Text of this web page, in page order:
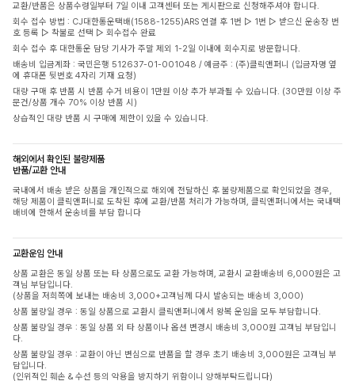
교환/반품은 상품수령일부터 7일 이내 고객센터 또는 게시판으로 신청해주셔야 합니다.
회수 접수 방법 : CJ대한통운택배(1588-1255)ARS 연결 후 1번 ▷ 1번 ▷ 받으신 운송장 번
호 등록 ▷ 착불로 선택 ▷ 회수접수 완료
회수 접수 후 대한통운 담당 기사가 주말 제외 1-2일 이내에 회수지로 방문합니다.
배송비 입금계좌 : 국민은행 512637-01-001048 / 예금주 : (주)클릭앤퍼니 (입금자명 옆
에 휴대폰 뒷번호 4자리 기재 요청)
대량 구매 후 반품 시 반품 수거 비용이 1만원 이상 추가 부과될 수 있습니다. (30만원 이상 주
문건/상품 개수 70% 이상 반품 시)
상습적인 대량 반품 시 구매에 제한이 있을 수 있습니다.
해외에서 확인된 불량제품
반품/교환 안내
국내에서 배송 받은 상품을 개인적으로 해외에 전달하신 후 불량제품으로 확인되었을 경우,
해당 제품이 클릭앤퍼니로 도착된 후에 교환/반품 처리가 가능하며, 클릭앤퍼니에서는 국내택
배비에 한해서 운송비를 부담 합니다
교환운임 안내
상품 교환은 동일 상품 또는 타 상품으로도 교환 가능하며, 교환시 교환배송비 6,000원은 고
객님 부담입니다.
(상품을 저희쪽에 보내는 배송비 3,000+고객님께 다시 발송되는 배송비 3,000)
상품 불량일 경우 : 동일 상품으로 교환시 클릭앤퍼니에서 왕복 운임을 모두 부담합니다.
상품 불량일 경우 : 동일 상품 외 타 상품이나 옵션 변경시 배송비 3,000원 고객님 부담입니
다.
상품 불량일 경우 : 교환이 아닌 변심으로 반품을 할 경우 초기 배송비 3,000원은 고객님 부
담입니다.
(인위적인 훼손 & 수선 등의 악용을 방지하기 위함이니 양해부탁드립니다)